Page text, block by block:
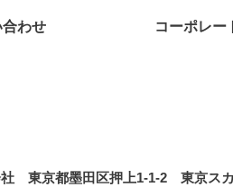
わせ コーポレー
東京都墨田区押上1-1-2 東京ス